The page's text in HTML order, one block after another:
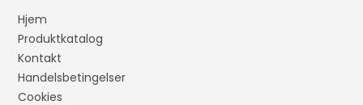
Hjem
Produktkatalog
Kontakt
Handelsbetingelser
Cookies